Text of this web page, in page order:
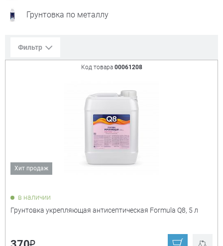
Грунтовка по металлу
Фильтр
Показать только
Код товара 00061208
Хит продаж
в наличии
Грунтовка укрепляющая антисептическая Formula Q8, 5 л